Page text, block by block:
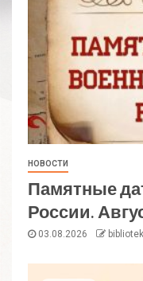
НОВОСТИ
Памятные
России.
03.08.2026